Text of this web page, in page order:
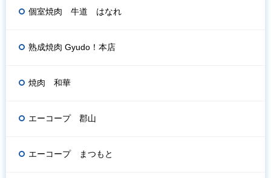
個室焼肉 牛道 はなれ
熟成焼肉 Gyudo！本店
焼肉 和華
エーコープ 郡山
エーコープ まつもと